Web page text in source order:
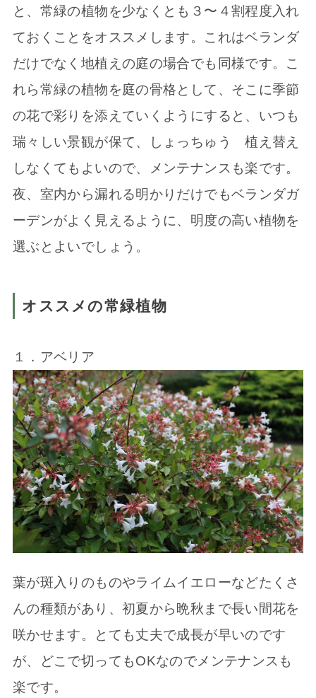
と、常緑の植物を少なくとも３〜４割程度入れ
ておくことをオススメします。これはベランダ
だけでなく地植えの庭の場合でも同様です。こ
れら常緑の植物を庭の骨格として、そこに季節
の花で彩りを添えていくようにすると、いつも
瑞々しい景観が保て、しょっちゅう 植え替え
しなくてもよいので、メンテナンスも楽です。
夜、室内から漏れる明かりだけでもベランダガ
ーデンがよく見えるように、明度の高い植物を
選ぶとよいでしょう。
オススメの常緑植物
１．アベリア
葉が斑入りのものやライムイエローなどたくさ
んの種類があり、初夏から晩秋まで長い間花を
咲かせます。とても丈夫で成長が早いのです
が、どこで切ってもOKなのでメンテナンスも
楽です。